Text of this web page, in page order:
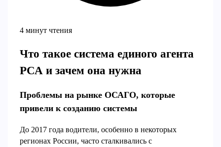
4 минут чтения
Что такое система единого агента
РСА и зачем она нужна
Проблемы на рынке ОСАГО, которые
привели к созданию системы
До 2017 года водители, особенно в некоторых
регионах России, часто сталкивались с